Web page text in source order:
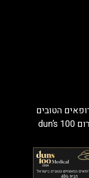
הטובים